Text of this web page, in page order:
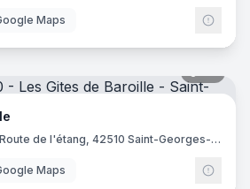
Maps
Croix Rouillée, 525 Route de l'étang, 42510 Saint-Georges-de-Baroille
Maps